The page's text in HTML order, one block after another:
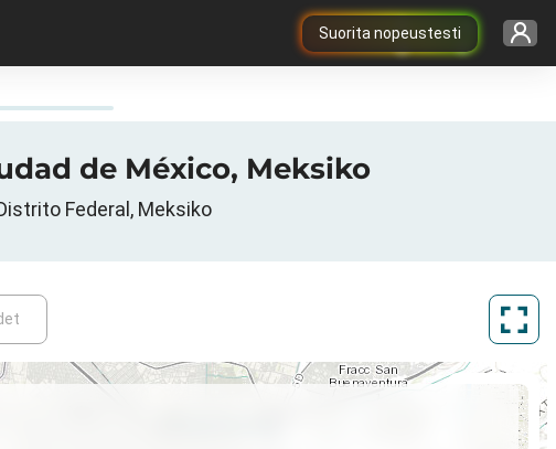
Suorita nopeustesti
de México, Meksiko
Federal, Meksiko